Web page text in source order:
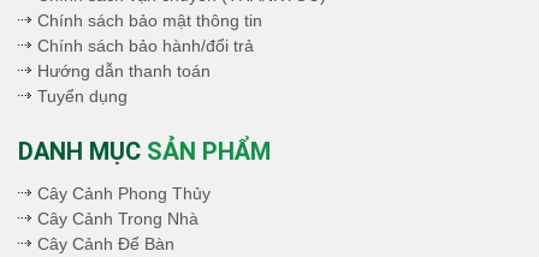
Chính sách bảo mật thông tin
Chính sách bảo hành/đổi trả
Hướng dẫn thanh toán
Tuyển dụng
DANH MỤC SẢN PHẨM
Cây Cảnh Phong Thủy
Cây Cảnh Trong Nhà
Cây Cảnh Để Bàn